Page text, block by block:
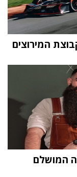
המירוצים
המושלם